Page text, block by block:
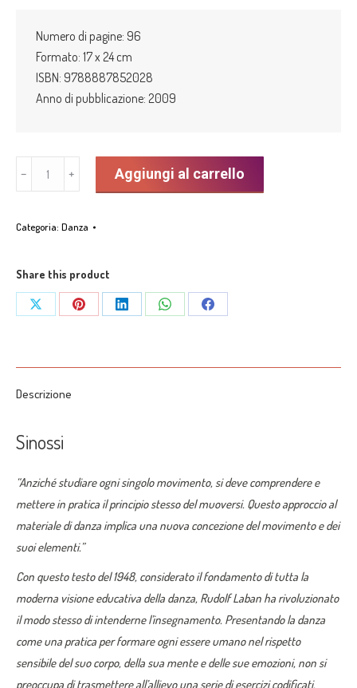
Numero di pagine: 96
Formato: 17 x 24 cm
ISBN: 9788887852028
Anno di pubblicazione: 2009
danza
educativa"
Rudolf
Laban
quantità
﹣ ﹢ Aggiungi al carrello
Categoria: Danza
Share this product
Share
Share
Share
Share
Share
Descrizione
Sinossi
“Anziché studiare ogni singolo movimento, si deve comprendere e
mettere in pratica il principio stesso del muoversi. Questo approccio al
materiale di danza implica una nuova concezione del movimento e dei
suoi elementi.”
Con questo testo del 1948, considerato il fondamento di tutta la
moderna visione educativa della danza, Rudolf Laban ha rivoluzionato
il modo stesso di intenderne l’insegnamento. Presentando la danza
come una pratica per formare ogni essere umano nel rispetto
sensibile del suo corpo, della sua mente e delle sue emozioni, non si
preoccupa di trasmettere all’allievo una serie di esercizi codificati,